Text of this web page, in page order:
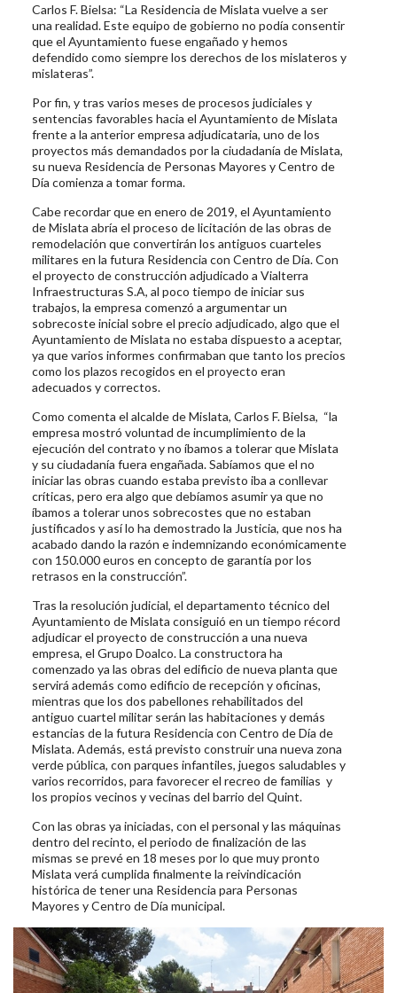
Carlos F. Bielsa: “La Residencia de Mislata vuelve a ser
una realidad. Este equipo de gobierno no podía consentir
que el Ayuntamiento fuese engañado y hemos
defendido como siempre los derechos de los mislateros y
mislateras”.
Por fin, y tras varios meses de procesos judiciales y
sentencias favorables hacia el Ayuntamiento de Mislata
frente a la anterior empresa adjudicataria, uno de los
proyectos más demandados por la ciudadanía de Mislata,
su nueva Residencia de Personas Mayores y Centro de
Día comienza a tomar forma.
Cabe recordar que en enero de 2019, el Ayuntamiento
de Mislata abría el proceso de licitación de las obras de
remodelación que convertirán los antiguos cuarteles
militares en la futura Residencia con Centro de Día. Con
el proyecto de construcción adjudicado a Vialterra
Infraestructuras S.A, al poco tiempo de iniciar sus
trabajos, la empresa comenzó a argumentar un
sobrecoste inicial sobre el precio adjudicado, algo que el
Ayuntamiento de Mislata no estaba dispuesto a aceptar,
ya que varios informes confirmaban que tanto los precios
como los plazos recogidos en el proyecto eran
adecuados y correctos.
Como comenta el alcalde de Mislata, Carlos F. Bielsa, “la
empresa mostró voluntad de incumplimiento de la
ejecución del contrato y no íbamos a tolerar que Mislata
y su ciudadanía fuera engañada. Sabíamos que el no
iniciar las obras cuando estaba previsto iba a conllevar
críticas, pero era algo que debíamos asumir ya que no
íbamos a tolerar unos sobrecostes que no estaban
justificados y así lo ha demostrado la Justicia, que nos ha
acabado dando la razón e indemnizando económicamente
con 150.000 euros en concepto de garantía por los
retrasos en la construcción”.
Tras la resolución judicial, el departamento técnico del
Ayuntamiento de Mislata consiguió en un tiempo récord
adjudicar el proyecto de construcción a una nueva
empresa, el Grupo Doalco. La constructora ha
comenzado ya las obras del edificio de nueva planta que
servirá además como edificio de recepción y oficinas,
mientras que los dos pabellones rehabilitados del
antiguo cuartel militar serán las habitaciones y demás
estancias de la futura Residencia con Centro de Día de
Mislata. Además, está previsto construir una nueva zona
verde pública, con parques infantiles, juegos saludables y
varios recorridos, para favorecer el recreo de familias y
los propios vecinos y vecinas del barrio del Quint.
Con las obras ya iniciadas, con el personal y las máquinas
dentro del recinto, el periodo de finalización de las
mismas se prevé en 18 meses por lo que muy pronto
Mislata verá cumplida finalmente la reivindicación
histórica de tener una Residencia para Personas
Mayores y Centro de Día municipal.